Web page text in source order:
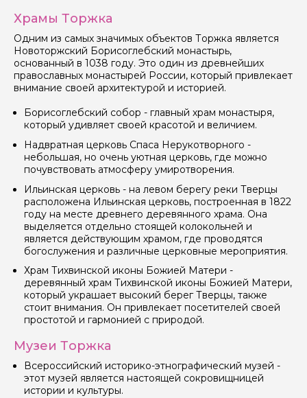
Храмы Торжка
Одним из самых значимых объектов Торжка является
Новоторжский Борисоглебский монастырь,
основанный в 1038 году. Это один из древнейших
православных монастырей России, который привлекает
внимание своей архитектурой и историей.
Борисоглебский собор - главный храм монастыря,
который удивляет своей красотой и величием.
Надвратная церковь Спаса Нерукотворного -
небольшая, но очень уютная церковь, где можно
почувствовать атмосферу умиротворения.
Ильинская церковь - на левом берегу реки Тверцы
расположена Ильинская церковь, построенная в 1822
году на месте древнего деревянного храма. Она
выделяется отдельно стоящей колокольней и
является действующим храмом, где проводятся
богослужения и различные церковные мероприятия.
Храм Тихвинской иконы Божией Матери -
деревянный храм Тихвинской иконы Божией Матери,
который украшает высокий берег Тверцы, также
стоит внимания. Он привлекает посетителей своей
простотой и гармонией с природой.
Музеи Торжка
Всероссийский историко-этнографический музей -
этот музей является настоящей сокровищницей
истории и культуры.